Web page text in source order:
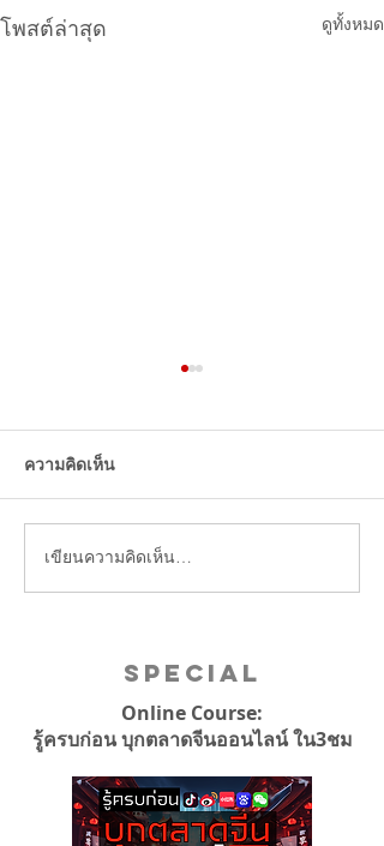
โพสต์ล่าสุด ดูทั้งหมด
ในจีน อีกธุรกิจไทยที่ได้รับ
ความนิยมจากคนจีน
ความคิดเห็น
เขียนความคิดเห็น…
Special
Online Course:
รู้ครบก่อน บุกตลาดจีนออนไลน์ ใน3ชม